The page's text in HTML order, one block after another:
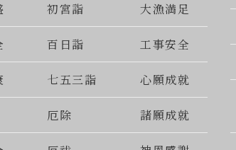
初宮詣 大漁満足
百日詣 工事安全
七五三詣 心願成就
厄除 諸願成就